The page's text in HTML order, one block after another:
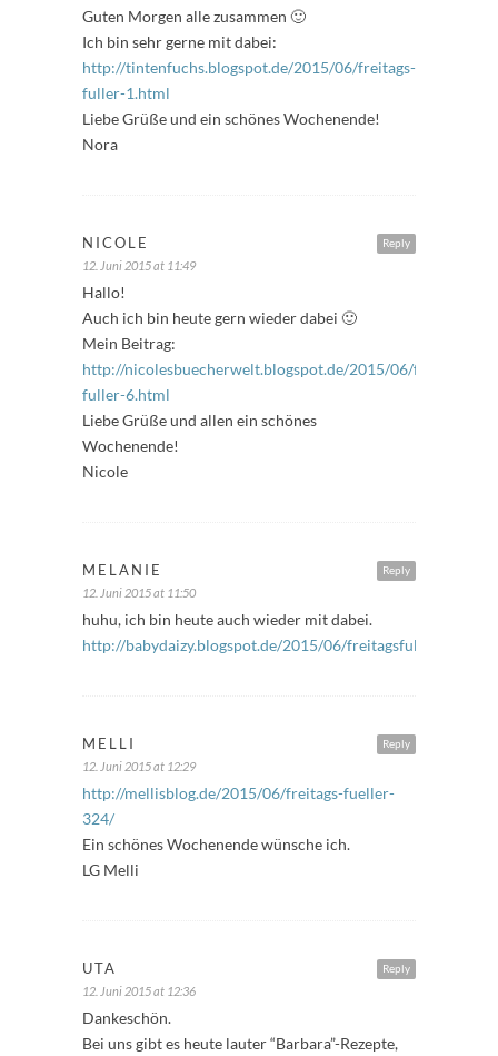
Guten Morgen alle zusammen 🙂
Ich bin sehr gerne mit dabei:
http://tintenfuchs.blogspot.de/2015/06/freitags-
fuller-1.html
Liebe Grüße und ein schönes Wochenende!
Nora
Reply
NICOLE
12. Juni 2015 at 11:49
Hallo!
Auch ich bin heute gern wieder dabei 🙂
Mein Beitrag:
http://nicolesbuecherwelt.blogspot.de/2015/06/freitags-
fuller-6.html
Liebe Grüße und allen ein schönes
Wochenende!
Nicole
Reply
MELANIE
12. Juni 2015 at 11:50
huhu, ich bin heute auch wieder mit dabei.
http://babydaizy.blogspot.de/2015/06/freitagsfuller_12.html
Reply
MELLI
12. Juni 2015 at 12:29
http://mellisblog.de/2015/06/freitags-fueller-
324/
Ein schönes Wochenende wünsche ich.
LG Melli
Reply
UTA
12. Juni 2015 at 12:36
Dankeschön.
Bei uns gibt es heute lauter “Barbara”-Rezepte,